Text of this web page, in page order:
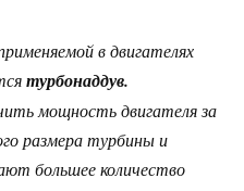
в двигателях
турбонаддув.
мощность двигателя за
размера турбины и
большее количество